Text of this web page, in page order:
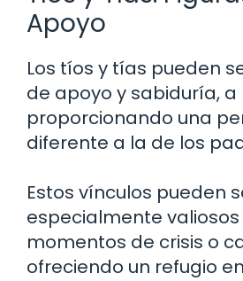
Apoyo
Los tíos y tías pueden
de apoyo y sabiduría,
proporcionando una
diferente a la de los
Estos vínculos pueden
especialmente valiosos
momentos de crisis o
ofreciendo un refugio